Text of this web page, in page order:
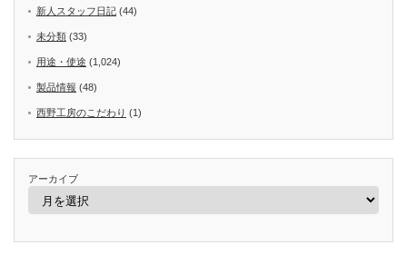
新人スタッフ日記 (44)
未分類 (33)
用途・使途 (1,024)
製品情報 (48)
西野工房のこだわり (1)
アーカイブ